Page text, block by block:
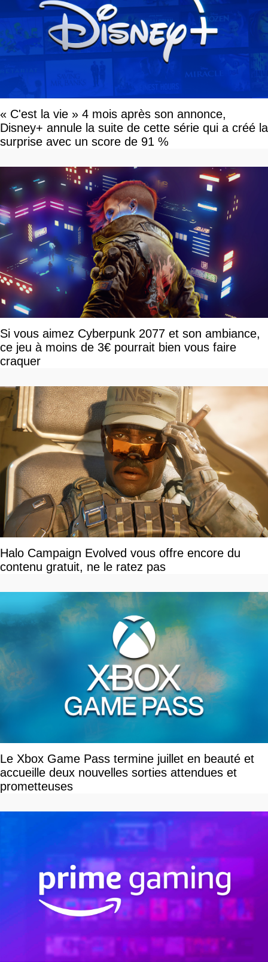
« C'est la vie » 4 mois après son annonce,
Disney+ annule la suite de cette série qui a créé la
surprise avec un score de 91 %
Si vous aimez Cyberpunk 2077 et son ambiance,
ce jeu à moins de 3€ pourrait bien vous faire
craquer
Halo Campaign Evolved vous offre encore du
contenu gratuit, ne le ratez pas
Le Xbox Game Pass termine juillet en beauté et
accueille deux nouvelles sorties attendues et
prometteuses